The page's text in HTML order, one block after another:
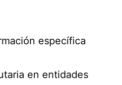
específica
en entidades